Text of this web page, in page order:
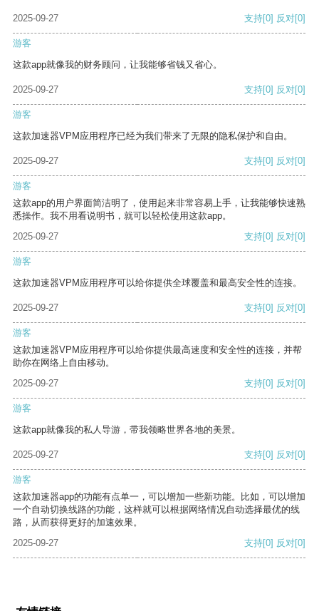
2025-09-27 支持[0] 反对[0]
游客
这款app就像我的财务顾问，让我能够省钱又省心。
2025-09-27 支持[0] 反对[0]
游客
这款加速器VPM应用程序已经为我们带来了无限的隐私保护和自由。
2025-09-27 支持[0] 反对[0]
游客
这款app的用户界面简洁明了，使用起来非常容易上手，让我能够快速熟
悉操作。我不用看说明书，就可以轻松使用这款app。
2025-09-27
支持[0] 反对[0]
游客
这款加速器VPM应用程序可以给你提供全球覆盖和最高安全性的连接。
2025-09-27 支持[0] 反对[0]
游客
这款加速器VPM应用程序可以给你提供最高速度和安全性的连接，并帮
助你在网络上自由移动。
2025-09-27
支持[0] 反对[0]
游客
这款app就像我的私人导游，带我领略世界各地的美景。
2025-09-27 支持[0] 反对[0]
游客
这款加速器app的功能有点单一，可以增加一些新功能。比如，可以增加
一个自动切换线路的功能，这样就可以根据网络情况自动选择最优的线
路，从而获得更好的加速效果。
2025-09-27
支持[0] 反对[0]